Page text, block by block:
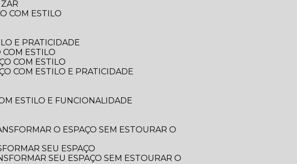
COM ESTILO
E PRATICIDADE
COM ESTILO
COM ESTILO
COM ESTILO E PRATICIDADE
ESTILO E FUNCIONALIDADE
SEU ESPAÇO